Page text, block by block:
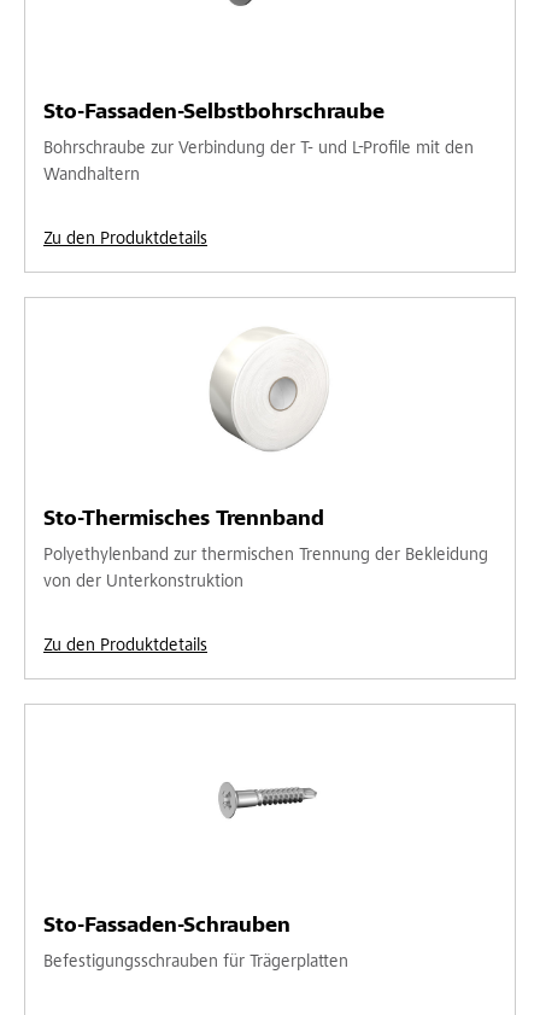
Sto-Fassaden-Selbstbohrschraube
Bohrschraube zur Verbindung der T- und L-Profile mit den
Wandhaltern
Zu den Produktdetails
Sto-Thermisches Trennband
Polyethylenband zur thermischen Trennung der Bekleidung
von der Unterkonstruktion
Zu den Produktdetails
Sto-Fassaden-Schrauben
Befestigungsschrauben für Trägerplatten